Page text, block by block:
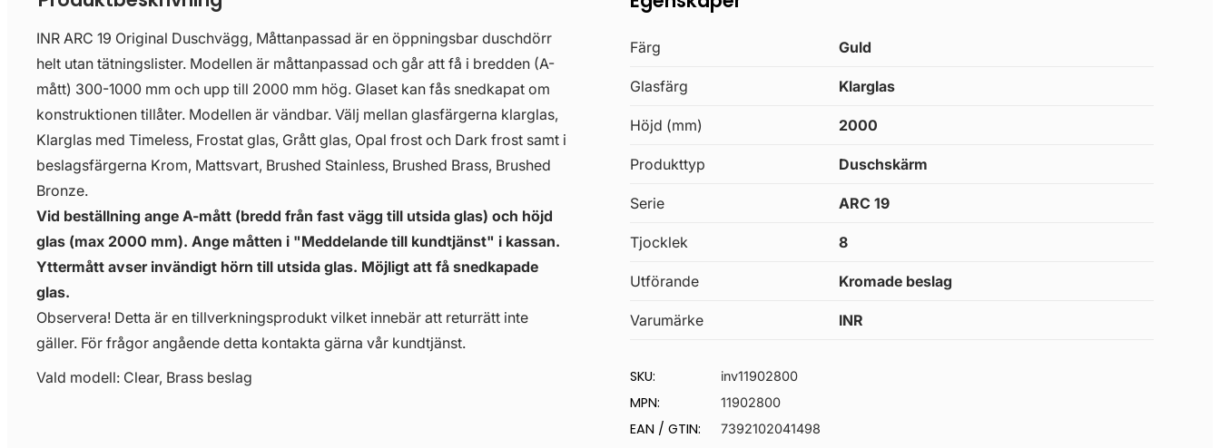
INR ARC 19 Original Duschvägg, Måttanpassad är en öppningsbar duschdörr
helt utan tätningslister. Modellen är måttanpassad och går att få i bredden (A-
mått) 300-1000 mm och upp till 2000 mm hög. Glaset kan fås snedkapat om
konstruktionen tillåter. Modellen är vändbar. Välj mellan glasfärgerna klarglas,
Klarglas med Timeless, Frostat glas, Grått glas, Opal frost och Dark frost samt i
beslagsfärgerna Krom, Mattsvart, Brushed Stainless, Brushed Brass, Brushed
Bronze.
Vid beställning ange A-mått (bredd från fast vägg till utsida glas) och höjd
glas (max 2000 mm). Ange måtten i "Meddelande till kundtjänst" i kassan.
Yttermått avser invändigt hörn till utsida glas. Möjligt att få snedkapade
glas.
Observera! Detta är en tillverkningsprodukt vilket innebär att returrätt inte
gäller. För frågor angående detta kontakta gärna vår kundtjänst.
Vald modell: Clear, Brass beslag
Färg Guld
Glasfärg Klarglas
Höjd (mm) 2000
Produkttyp Duschskärm
Serie ARC 19
Tjocklek 8
Utförande Kromade beslag
Varumärke INR
SKU: inv11902800
MPN: 11902800
EAN / GTIN: 7392102041498